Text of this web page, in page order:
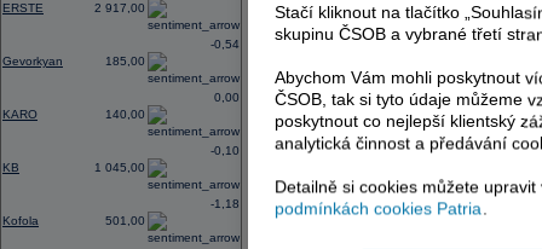
ERSTE 2 917,00
Gevorkyan 185,00
-0,54
KARO 140,00
0,00
KB 1 045,00
-0,10
Kofola 501,00
-1,18
AD index - vývoj
Region
Stačí kliknout na tlačítko
skupinu ČSOB a vybrané třetí
Abychom Vám mohli poskytnout
ČSOB, tak si tyto údaje můžeme
poskytnout co nejlepší klientský
analytická činnost a předávání
Detailně si cookies můžete
podmínkách cookies Patria.